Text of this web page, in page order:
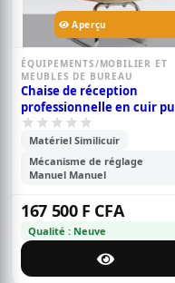
Aperçu
ÉQUIPEMENTS/MOBILIER ET
MEUBLES DE BUREAU
Chaise de réception
professionnelle en cuir pu
Matériel Similicuir
Mécanisme de réglage
Manuel Manuel
167 500 F CFA
Qualité : Neuve